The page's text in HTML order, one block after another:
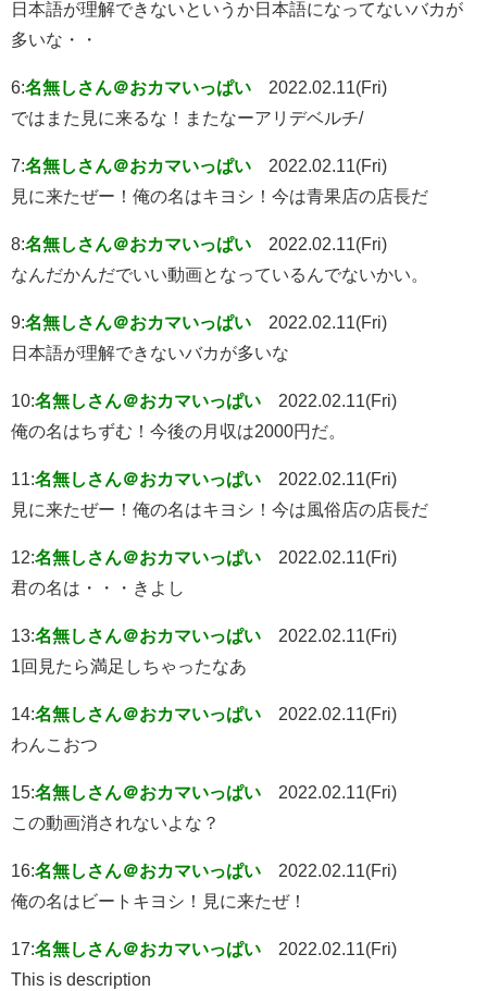
日本語が理解できないというか日本語になってないバカが
多いな・・
6:名無しさん＠おカマいっぱい
2022.02.11(Fri)
ではまた見に来るな！またなーアリデベルチ/
7:名無しさん＠おカマいっぱい
2022.02.11(Fri)
見に来たぜー！俺の名はキヨシ！今は青果店の店長だ
8:名無しさん＠おカマいっぱい
2022.02.11(Fri)
なんだかんだでいい動画となっているんでないかい。
9:名無しさん＠おカマいっぱい
2022.02.11(Fri)
日本語が理解できないバカが多いな
10:名無しさん＠おカマいっぱい
2022.02.11(Fri)
俺の名はちずむ！今後の月収は2000円だ。
11:名無しさん＠おカマいっぱい
2022.02.11(Fri)
見に来たぜー！俺の名はキヨシ！今は風俗店の店長だ
12:名無しさん＠おカマいっぱい
2022.02.11(Fri)
君の名は・・・きよし
13:名無しさん＠おカマいっぱい
2022.02.11(Fri)
1回見たら満足しちゃったなあ
14:名無しさん＠おカマいっぱい
2022.02.11(Fri)
わんこおつ
15:名無しさん＠おカマいっぱい
2022.02.11(Fri)
この動画消されないよな？
16:名無しさん＠おカマいっぱい
2022.02.11(Fri)
俺の名はビートキヨシ！見に来たぜ！
17:名無しさん＠おカマいっぱい
2022.02.11(Fri)
This is description